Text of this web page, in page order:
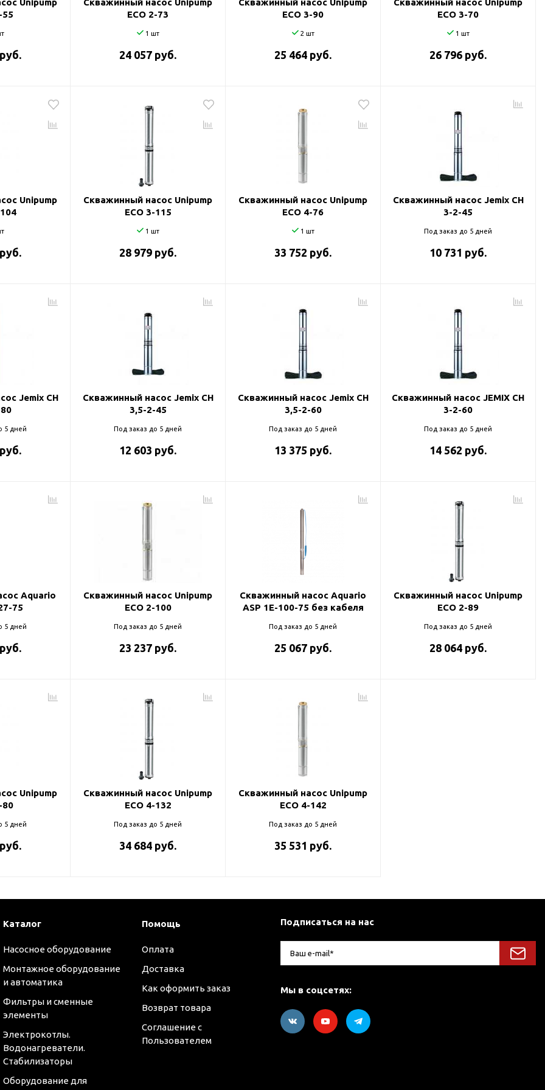
Unipump
55
Скважинный насос Unipump
ECO 2-73
1 шт
24 057 руб.
Скважинный насос Unipump
ECO 3-90
2 шт
25 464 руб.
Скважинный насос Unipump
ECO 3-70
1 шт
26 796 руб.
Unipump
Скважинный насос Unipump
ECO 3-115
1 шт
28 979 руб.
Скважинный насос Unipump
ECO 4-76
1 шт
33 752 руб.
Скважинный насос Jemix CH
3-2-45
Под заказ до 5 дней
10 731 руб.
Jemix CH
5 дней
Скважинный насос Jemix CH
3,5-2-45
Под заказ до 5 дней
12 603 руб.
Скважинный насос Jemix CH
3,5-2-60
Под заказ до 5 дней
13 375 руб.
Скважинный насос JEMIX CH
3-2-60
Под заказ до 5 дней
14 562 руб.
Aquario
75
5 дней
Скважинный насос Unipump
ECO 2-100
Под заказ до 5 дней
23 237 руб.
Скважинный насос Aquario
ASP 1E-100-75 без кабеля
Под заказ до 5 дней
25 067 руб.
Скважинный насос Unipump
ECO 2-89
Под заказ до 5 дней
28 064 руб.
Unipump
80
5 дней
Скважинный насос Unipump
ECO 4-132
Под заказ до 5 дней
34 684 руб.
Скважинный насос Unipump
ECO 4-142
Под заказ до 5 дней
35 531 руб.
Каталог
Насосное оборудование
Монтажное оборудование
и автоматика
Фильтры и сменные
элементы
Электрокотлы.
Водонагреватели.
Стабилизаторы
Оборудование для
Помощь
Оплата
Доставка
Как оформить заказ
Возврат товара
Соглашение с
Пользователем
Подписаться на нас
Мы в соцсетях: